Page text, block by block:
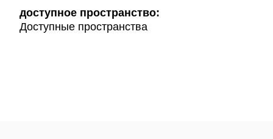
доступное пространство:
Доступные пространства